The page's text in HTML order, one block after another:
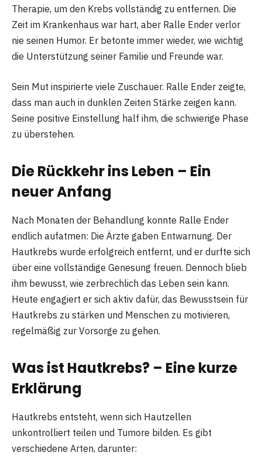
Therapie, um den Krebs vollständig zu entfernen. Die
Zeit im Krankenhaus war hart, aber Ralle Ender verlor
nie seinen Humor. Er betonte immer wieder, wie wichtig
die Unterstützung seiner Familie und Freunde war.
Sein Mut inspirierte viele Zuschauer. Ralle Ender zeigte,
dass man auch in dunklen Zeiten Stärke zeigen kann.
Seine positive Einstellung half ihm, die schwierige Phase
zu überstehen.
Die Rückkehr ins Leben – Ein
neuer Anfang
Nach Monaten der Behandlung konnte Ralle Ender
endlich aufatmen: Die Ärzte gaben Entwarnung. Der
Hautkrebs wurde erfolgreich entfernt, und er durfte sich
über eine vollständige Genesung freuen. Dennoch blieb
ihm bewusst, wie zerbrechlich das Leben sein kann.
Heute engagiert er sich aktiv dafür, das Bewusstsein für
Hautkrebs zu stärken und Menschen zu motivieren,
regelmäßig zur Vorsorge zu gehen.
Was ist Hautkrebs? – Eine kurze
Erklärung
Hautkrebs entsteht, wenn sich Hautzellen
unkontrolliert teilen und Tumore bilden. Es gibt
verschiedene Arten, darunter: